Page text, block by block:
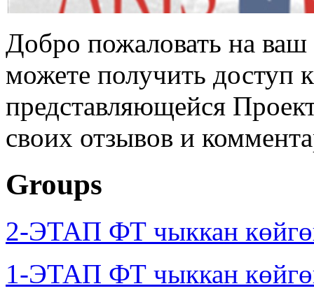
Добро пожаловать на
можете получить доступ
представляющейся
своих отзывов и
Groups
2-ЭТАП ФТ чыккан
1-ЭТАП ФТ чыккан